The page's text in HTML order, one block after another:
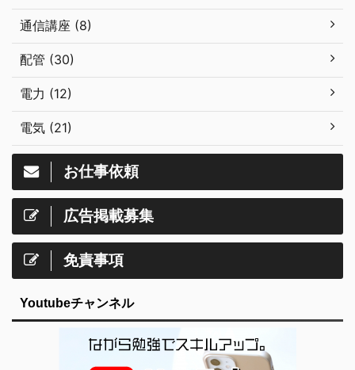
通信講座 (8)
配管 (30)
電力 (12)
電気 (21)
お仕事依頼
広告掲載募集
免責事項
Youtubeチャンネル